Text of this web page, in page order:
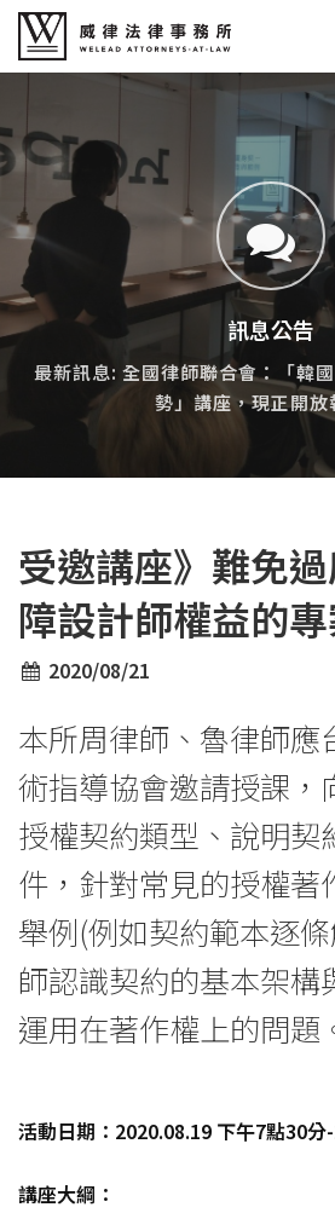
訊息公告
最新訊息: 全國律師聯合會：「韓
勢」講座，現正開放
受邀講座》難免
障設計師權益的
2020/08/21
本所周律師、魯律師應
術指導協會邀請授課，
授權契約類型、說明契
件，針對常見的授權著
舉例(例如契約範本逐
師認識契約的基本架構
運用在著作權上的問題
活動日期：2020.08.19 下午7點30分
講座大綱：